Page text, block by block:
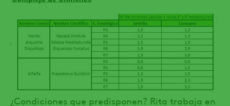
¿Condiciones que predisponen? Rita trabaja en